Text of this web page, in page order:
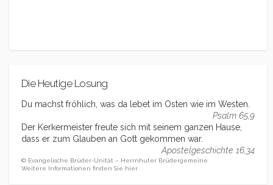
Die Heutige Losung
Du machst fröhlich, was da lebet im Osten wie im Westen.
Psalm 65,9
Der Kerkermeister freute sich mit seinem ganzen Hause,
dass er zum Glauben an Gott gekommen war.
Apostelgeschichte 16,34
© Evangelische Brüder-Unität – Herrnhuter Brüdergemeine
Weitere Informationen finden Sie hier